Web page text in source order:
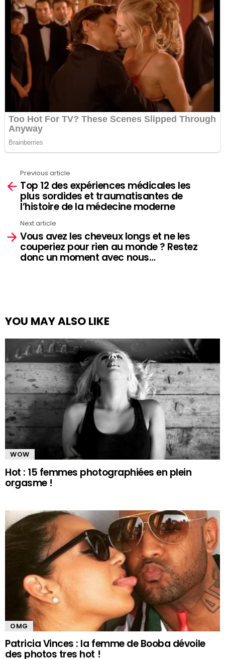
See
more
Previous article
Top 12 des expériences médicales les
plus sordides et traumatisantes de
l’histoire de la médecine moderne
Next article
Vous avez les cheveux longs et ne les
couperiez pour rien au monde ? Restez
donc un moment avec nous…
YOU MAY ALSO LIKE
WOW
Hot : 15 femmes photographiées en plein
orgasme !
OMG
Patricia Vinces : la femme de Booba dévoile
des photos tres hot !